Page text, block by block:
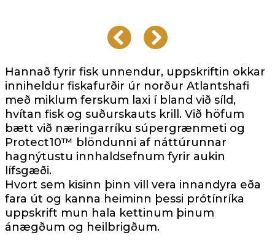
Hannað fyrir fisk unnendur, uppskriftin okkar
inniheldur fiskafurðir úr norður Atlantshafi
með miklum ferskum laxi í bland við síld,
hvítan fisk og suðurskauts krill. Við höfum
bætt við næringarríku súpergrænmeti og
Protect10™ blöndunni af náttúrunnar
hagnýtustu innhaldsefnum fyrir aukin
lífsgæði.
Hvort sem kisinn þinn vill vera innandyra eða
fara út og kanna heiminn þessi prótínríka
uppskrift mun hala kettinum þinum
ánægðum og heilbrigðum.